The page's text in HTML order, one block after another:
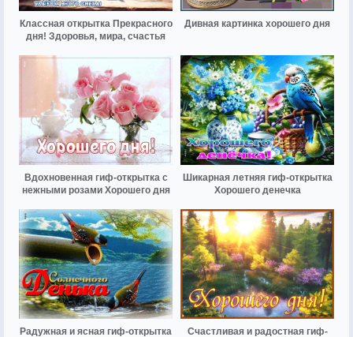
Классная открытка Прекрасного
дня! Здоровья, мира, счастья
Дивная картинка хорошего дня
Вдохновенная гиф-открытка с
нежными розами Хорошего дня
Шикарная летняя гиф-открытка
Хорошего денечка
Радужная и ясная гиф-открытка
Счастливая и радостная гиф-